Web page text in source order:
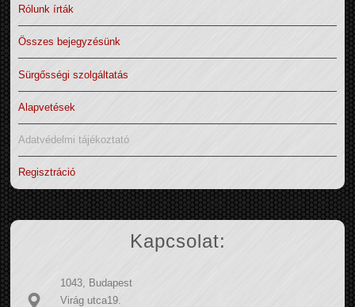
Rólunk írták
Összes bejegyzésünk
Sürgősségi szolgáltatás
Alapvetések
Adatvédelmi tájékoztató
Regisztráció
Kapcsolat:
1043, Budapest
Virág utca19.